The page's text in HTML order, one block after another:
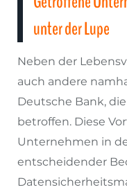
unter der Lupe
Neben der
auch andere
Deutsche Bank,
betroffen. Diese
Unternehmen in
entscheidender